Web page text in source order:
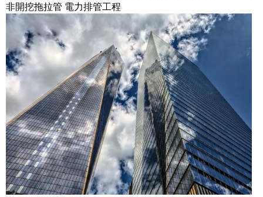
非開挖拖拉管 電力排管工程